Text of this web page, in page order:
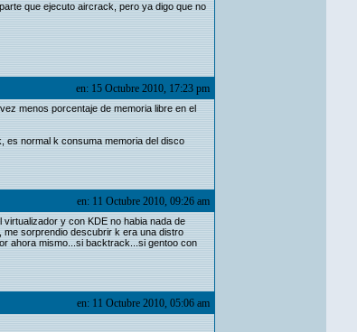
que ejecuto aircrack, pero ya digo que no
en: 15 Octubre 2010, 17:23 pm
menos porcentaje de memoria libre en el
es normal k consuma memoria del disco
en: 11 Octubre 2010, 09:26 am
y con KDE no habia nada de
sorprendio descubrir k era una distro
ahora mismo...si backtrack...si gentoo con
en: 11 Octubre 2010, 05:06 am